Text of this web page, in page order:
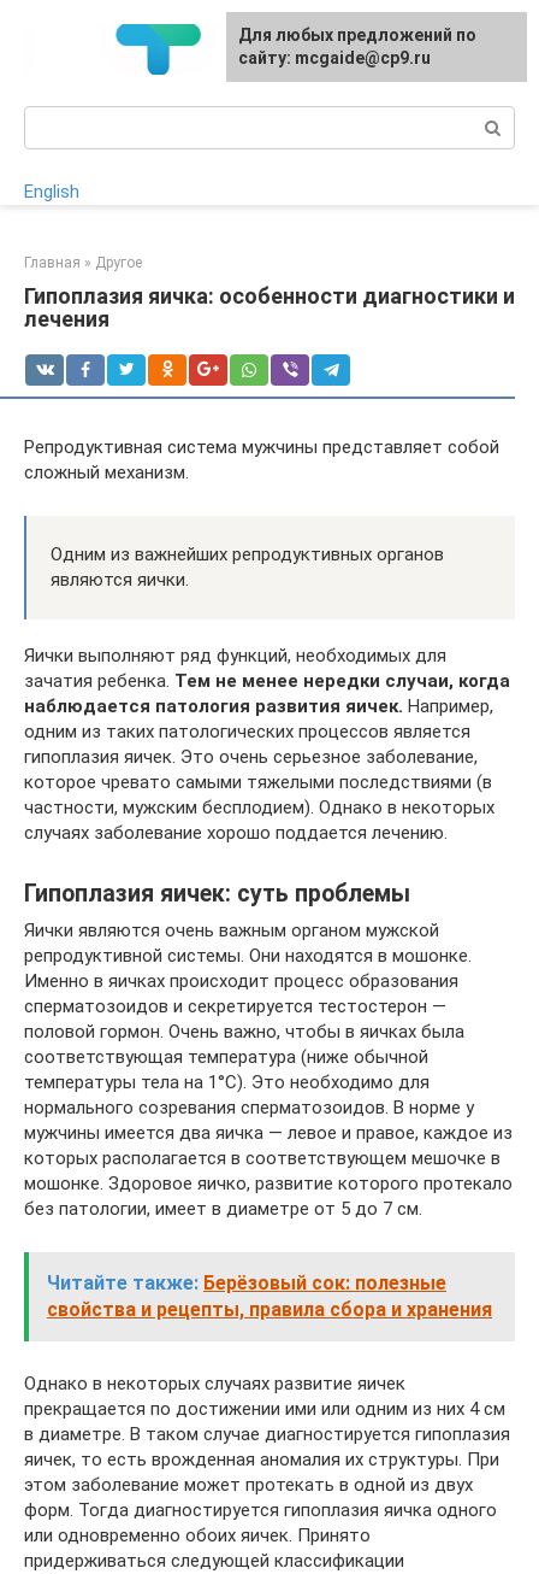
English
Главная » Другое
Гипоплазия яичка: особенности диагностики и
лечения
Репродуктивная система мужчины представляет собой
сложный механизм.
Одним из важнейших репродуктивных органов
являются яички.
Яички выполняют ряд функций, необходимых для
зачатия ребенка. Тем не менее нередки случаи, когда
наблюдается патология развития яичек. Например,
одним из таких патологических процессов является
гипоплазия яичек. Это очень серьезное заболевание,
которое чревато самыми тяжелыми последствиями (в
частности, мужским бесплодием). Однако в некоторых
случаях заболевание хорошо поддается лечению.
Гипоплазия яичек: суть проблемы
Яички являются очень важным органом мужской
репродуктивной системы. Они находятся в мошонке.
Именно в яичках происходит процесс образования
сперматозоидов и секретируется тестостерон —
половой гормон. Очень важно, чтобы в яичках была
соответствующая температура (ниже обычной
температуры тела на 1°С). Это необходимо для
нормального созревания сперматозоидов. В норме у
мужчины имеется два яичка — левое и правое, каждое из
которых располагается в соответствующем мешочке в
мошонке. Здоровое яичко, развитие которого протекало
без патологии, имеет в диаметре от 5 до 7 см.
Читайте также: Берёзовый сок: полезные
свойства и рецепты, правила сбора и хранения
Однако в некоторых случаях развитие яичек
прекращается по достижении ими или одним из них 4 см
в диаметре. В таком случае диагностируется гипоплазия
яичек, то есть врожденная аномалия их структуры. При
этом заболевание может протекать в одной из двух
форм. Тогда диагностируется гипоплазия яичка одного
или одновременно обоих яичек. Принято
придерживаться следующей классификации
Для любых предложений по
сайту: mcgaide@cp9.ru